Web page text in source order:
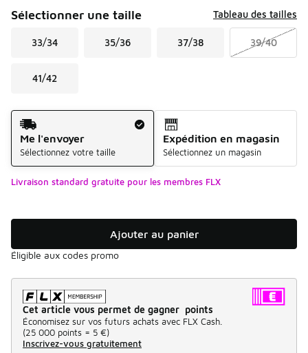
Sélectionner une taille Tableau des tailles
33/34 35/36 37/38 39/40
41/42
Mode d'expédition
Me l'envoyer
Sélectionnez votre taille
Expédition en magasin
Sélectionnez un magasin
Livraison standard gratuite pour les membres FLX
Ajouter au panier
Éligible aux codes promo
Cet article vous permet de gagner points
Économisez sur vos futurs achats avec FLX Cash.
(25 000 points = 5 €)
Inscrivez-vous gratuitement